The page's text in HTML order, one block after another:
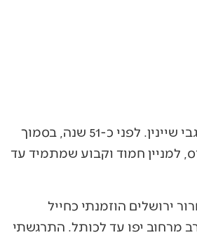
שבת בבוקר, ואני צועד בזריזות על מסילת הרכבת הקלה ברחוב יפו למניין של גבי שיינין. לפני כ-51 שנה, בסמוך
למניין חמוד וקבוע שמתמיד עד
ירושלים הוזמנתי כחייל
מרחוב יפו עד לכותל. התרגשתי